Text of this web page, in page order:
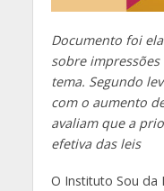
Documento foi
sobre
tema. Segundo
com o aumento
avaliam que a
efetiva das leis
O Instituto Sou da